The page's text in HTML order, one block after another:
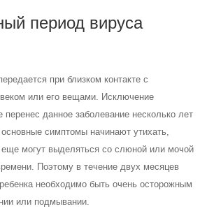
период вируса
при близком контакте с
или его вещами. Исключение
перенес данное заболевание несколько лет
симптомы начинают утихать,
могут выделяться со слюной или мочой
Поэтому в течение двух месяцев
необходимо быть очень осторожным
или подмывании.